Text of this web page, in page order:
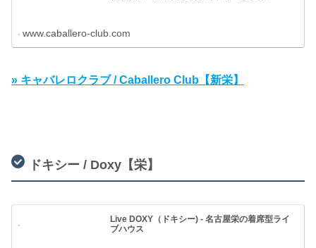
www.caballero-club.com
» キャバレロクラブ / Caballero Club【新栄】
ドキシー / Doxy【栄】
Live DOXY（ドキシー) - 名古屋栄の着席型ライ
ブハウス